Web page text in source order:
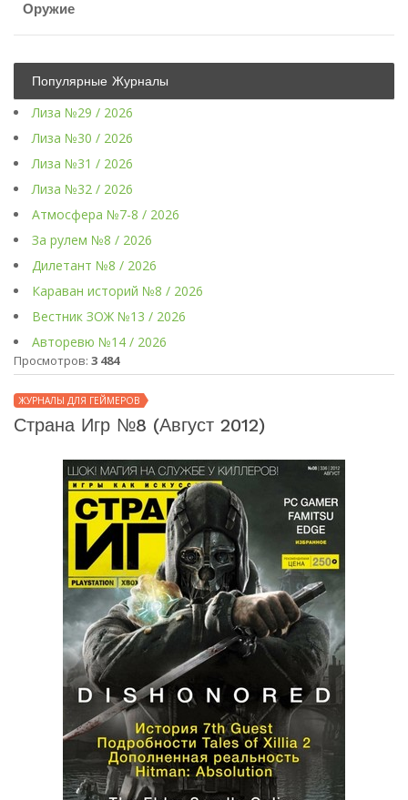
Оружие
Популярные Журналы
Лиза №29 / 2026
Лиза №30 / 2026
Лиза №31 / 2026
Лиза №32 / 2026
Атмосфера №7-8 / 2026
За рулем №8 / 2026
Дилетант №8 / 2026
Караван историй №8 / 2026
Вестник ЗОЖ №13 / 2026
Авторевю №14 / 2026
Просмотров: 3 484
ЖУРНАЛЫ ДЛЯ ГЕЙМЕРОВ
Страна Игр №8 (август 2012)